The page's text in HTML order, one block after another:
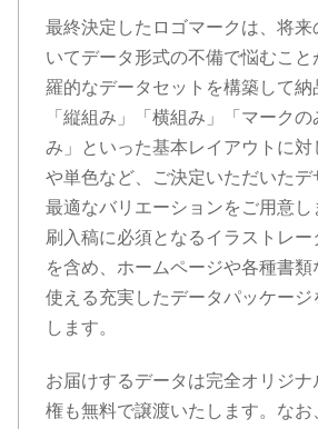
最終決定したロゴマークは、将来
いてデータ形式の不備で悩むこと
羅的なデータセットを構築して納
「縦組み」「横組み」「マーク
み」といった基本レイアウトに対
や単色など、ご決定いただいたデ
最適なバリエーションをご用意し
刷入稿に必須となるイラストレ
を含め、ホームページや各種書類
使える充実したデータパッケージ
します。
お届けするデータは完全オリジ
権も無料で譲渡いたします。な